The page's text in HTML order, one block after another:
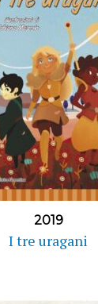
2019
I tre uragani